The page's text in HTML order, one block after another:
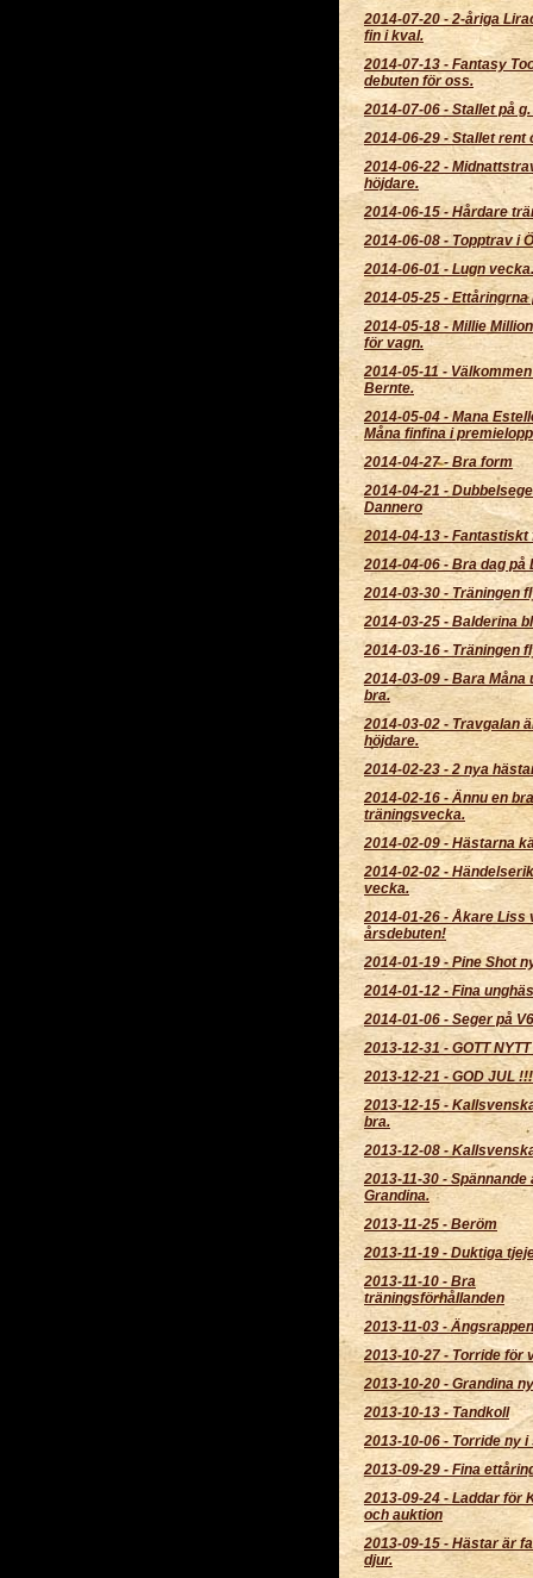
2014-07-20-2-åriga
fin i kval.
2014-07-13 - Fantasy
debuten för oss.
2014-07-06 - Stallet på
2014-06-29-Stallet rent
2014-06-22 -
höjdare.
2014-06-15- Hårdare
2014-06-08 - Topptrav i
2014-06-01- Lugn vecka.
2014-05-25 -Ettåringrna
2014-05-18-Millie
för vagn.
2014-05-11 -
Bernte.
2014-05-04 -Mana
Måna finfina i
2014-04-27-Bra form
2014-04-21 -
Dannero
2014-04-13- Fantastiskt
2014-04-06- Bra dag på
2014-03-30- Träningen
2014-03-25 -Balderina
2014-03-16- Träningen
2014-03-09 - Bara Måna
bra.
2014-03-02 - Travgalan
höjdare.
2014-02-23 - 2 nya
2014-02-16 - Ännu en bra
träningsvecka.
2014-02-09-Hästarna
2014-02-02 -
vecka.
2014-01-26 -Åkare Liss
årsdebuten!
2014-01-19 - Pine Shot
2014-01-12 - Fina
2014-01-06 - Seger på
2013-12-31- GOTT
2013-12-21 - GOD JUL !!!
2013-12-15-
bra.
2013-12-08 -
2013-11-30 -Spännande
Grandina.
2013-11-25 -Beröm
2013-11-19 -Duktiga
2013-11-10 - Bra
träningsförhållanden
2013-11-03 -
2013-10-27-Torride för
2013-10-20- Grandina
2013-10-13 -Tandkoll
2013-10-06- Torride ny i
2013-09-29 -Fina
2013-09-24-Laddar för
och auktion
2013-09-15- Hästar är
djur.